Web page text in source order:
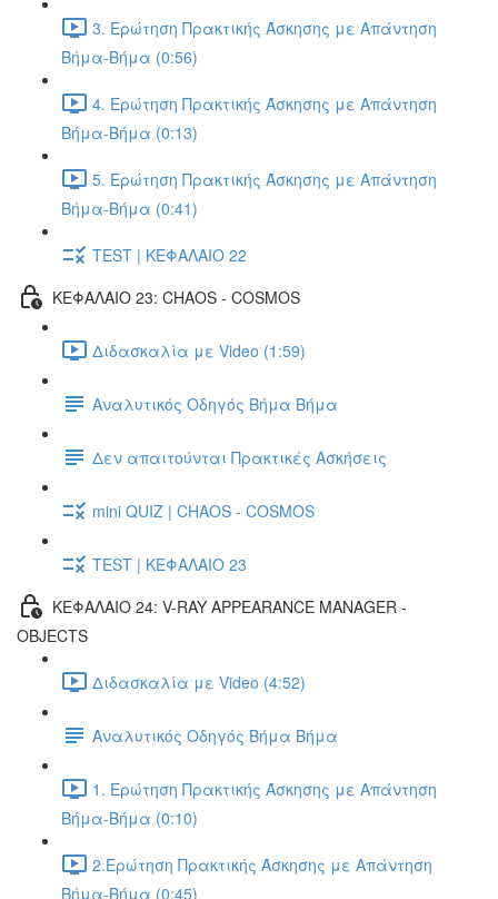
3. Ερώτηση Πρακτικής Άσκησης με Απάντηση
Βήμα-Βήμα (0:56)
4. Ερώτηση Πρακτικής Άσκησης με Απάντηση
Βήμα-Βήμα (0:13)
5. Ερώτηση Πρακτικής Άσκησης με Απάντηση
Βήμα-Βήμα (0:41)
TEST | ΚΕΦΑΛΑΙΟ 22
ΚΕΦΑΛΑΙΟ 23: CHAOS - COSMOS
Διδασκαλία με Video (1:59)
Αναλυτικός Οδηγός Βήμα Βήμα
Δεν απαιτούνται Πρακτικές Ασκήσεις
mini QUIZ | CHAOS - COSMOS
TEST | ΚΕΦΑΛΑΙΟ 23
ΚΕΦΑΛΑΙΟ 24: V-RAY APPEARANCE MANAGER -
OBJECTS
Διδασκαλία με Video (4:52)
Αναλυτικός Οδηγός Βήμα Βήμα
1. Ερώτηση Πρακτικής Άσκησης με Απάντηση
Βήμα-Βήμα (0:10)
2.Ερώτηση Πρακτικής Άσκησης με Απάντηση
Βήμα-Βήμα (0:45)